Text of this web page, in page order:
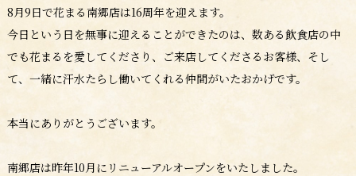
8月9日で花まる南郷店は16周年を迎えます。
今日という日を無事に迎えることができたのは、数ある飲食店の中
でも花まるを愛してくださり、ご来店してくださるお客様、そし
て、一緒に汗水たらし働いてくれる仲間がいたおかげです。
本当にありがとうございます。
南郷店は昨年10月にリニューアルオープンをいたしました。